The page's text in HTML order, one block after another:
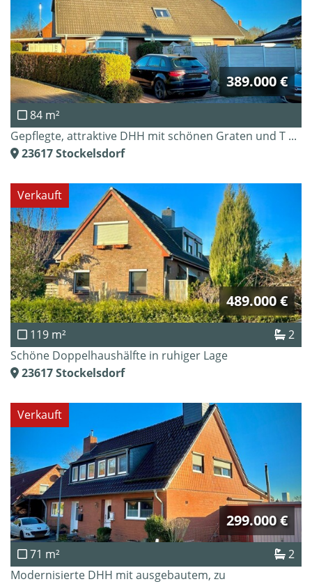
389.000 €
84 m²
Gepflegte, attraktive DHH mit schönen Graten und T ...
23617Stockelsdorf
Verkauft
489.000 €
119 m²
2
Schöne Doppelhaushälfte in ruhiger Lage
23617Stockelsdorf
Verkauft
299.000 €
71 m²
2
Modernisierte DHH mit ausgebautem, zu